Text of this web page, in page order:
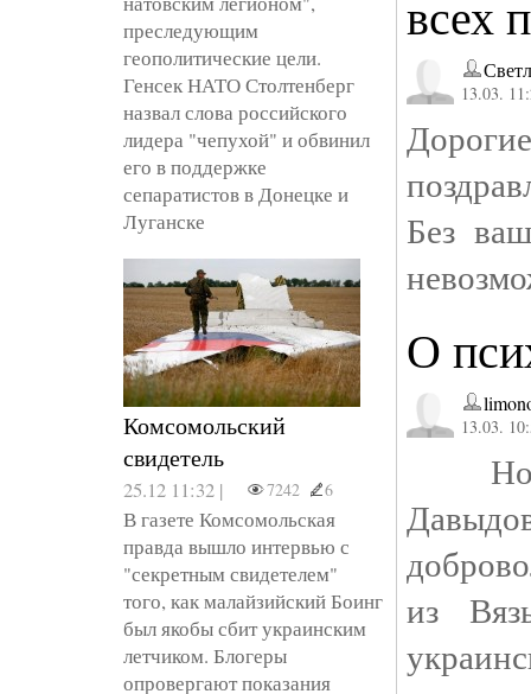
преследующим
геополитические цели.
Генсек НАТО Столтенберг
назвал слова российского
лидера "чепухой" и обвинил
его в поддержке
сепаратистов в Донецке и
Луганске
Комсомольский
свидетель
25.12 11:32 | 7242 6
В газете Комсомольская
правда вышло интервью с
"секретным свидетелем"
того, как малайзийский Боинг
был якобы сбит украинским
летчиком. Блогеры
опровергают показания
всех
13.03.
Без
О
13.03.
из